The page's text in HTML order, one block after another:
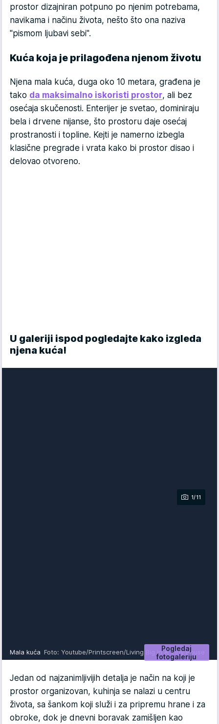
prostor dizajniran potpuno po njenim potrebama,
navikama i načinu života, nešto što ona naziva
"pismom ljubavi sebi".
Kuća koja je prilagođena njenom životu
Njena mala kuća, duga oko 10 metara, građena je
tako da maksimalno iskoristi prostor, ali bez
osećaja skučenosti. Enterijer je svetao, dominiraju
bela i drvene nijanse, što prostoru daje osećaj
prostranosti i topline. Kejti je namerno izbegla
klasične pregrade i vrata kako bi prostor disao i
delovao otvoreno.
U galeriji ispod pogledajte kako izgleda
njena kuća!
1/11
Pogledaj
fotogaleriju
Mala kuća Foto: Youtube/Printscreen/Living Big In A Tiny House
Jedan od najzanimljivijih detalja je način na koji je
prostor organizovan, kuhinja se nalazi u centru
života, sa šankom koji služi i za pripremu hrane i za
obroke, dok je dnevni boravak zamišljen kao